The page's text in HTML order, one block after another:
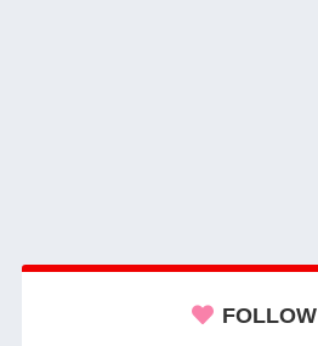
FOLLOW